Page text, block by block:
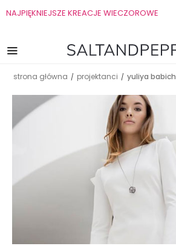
NAJPIĘKNIEJSZE KREACJE WIECZOROWE
strona główna / projektanci / yuliya babich